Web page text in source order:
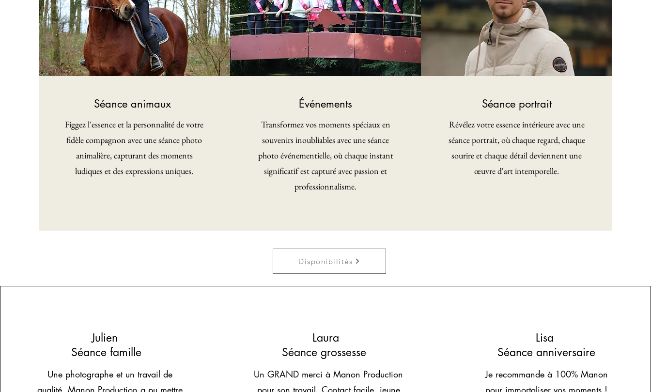
Séance animaux
Figgez l'essence et la personnalité de votre
fidèle compagnon avec une séance photo
animalière, capturant des moments
ludiques et des expressions uniques.
Événements
Transformez vos moments spéciaux en
souvenirs inoubliables avec une séance
photo événementielle, où chaque instant
significatif est capturé avec passion et
professionnalisme.
Séance portrait
Révélez votre essence intérieure avec une
séance portrait, où chaque regard, chaque
sourire et chaque détail deviennent une
œuvre d'art intemporelle.
Disponibilités
Julien
Séance famille
Une photographe et un travail de
qualité. Manon Production a pu mettre
Laura
Séance grossesse
Un GRAND merci à Manon Production
pour son travail. Contact facile, jeune
Lisa
Séance anniversaire
Je recommande à 100% Manon
pour immortaliser vos moments !